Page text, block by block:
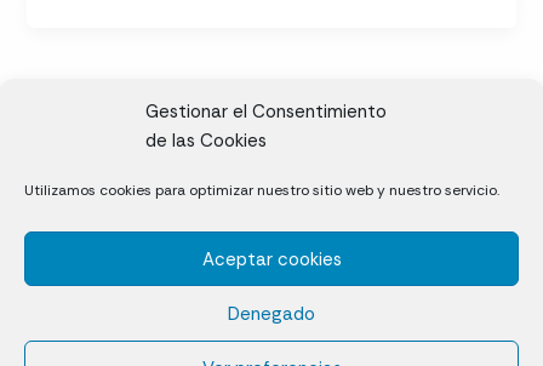
Gestionar el Consentimiento
de las Cookies
Utilizamos cookies para optimizar nuestro sitio web y nuestro servicio.
Aceptar cookies
Denegado
Cáceres
Césped natural en tepes
Política de cookies (UE)
Aviso legal y Política de privacidad